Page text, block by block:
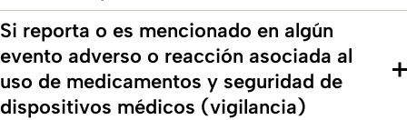
Si reporta o es mencionado en algún
evento adverso o reacción asociada al
uso de medicamentos y seguridad de
dispositivos médicos (vigilancia)